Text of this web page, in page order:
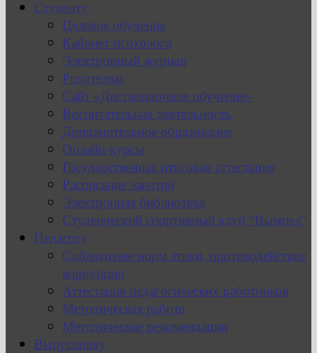
Студенту
Целевое обучение
Кабинет психолога
Электронный журнал
Родителям
Сайт «Дистанционное обучение»
Воспитательная деятельность
Дополнительное образование
Онлайн-курсы
Государственная итоговая аттестация
Расписание занятий
Электронная библиотека
Студенческий спортивный клуб “Вымпел”
Педагогу
Соблюдение норм этики, противодействие
коррупции
Аттестация педагогических работников
Методическая работа
Методические рекомендации
Выпускнику